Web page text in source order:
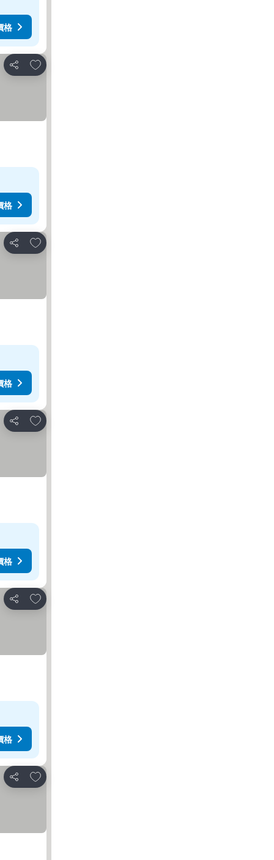
格
分享
放到收藏夾
格
分享
放到收藏夾
格
分享
放到收藏夾
格
分享
放到收藏夾
格
分享
放到收藏夾